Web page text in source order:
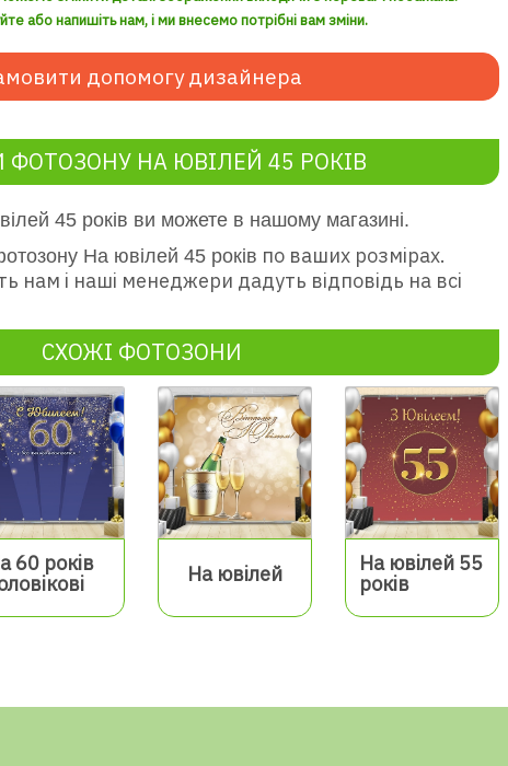
або напишіть нам, і ми внесемо потрібні вам зміни.
допомогу дизайнера
ФОТОЗОНУ НА ЮВІЛЕЙ 45 РОКІВ
45 років ви можете в нашому магазині.
На ювілей 45 років по ваших розмірах.
нам і наші менеджери дадуть відповідь на всі
СХОЖІ ФОТОЗОНИ
60 років
На ювілей
На ювілей 55
років